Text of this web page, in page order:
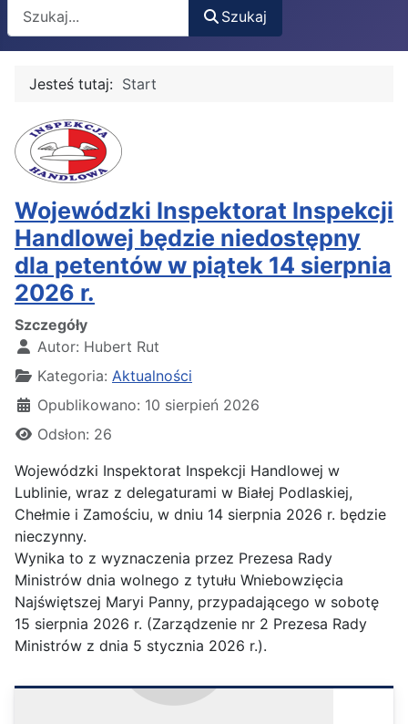
Szukaj
Jesteś tutaj: Start
Wojewódzki Inspektorat Inspekcji
Handlowej będzie niedostępny
dla petentów w piątek 14 sierpnia
2026 r.
Szczegóły
Autor: Hubert Rut
Kategoria: Aktualności
Opublikowano: 10 sierpień 2026
Odsłon: 26
Wojewódzki Inspektorat Inspekcji Handlowej w
Lublinie, wraz z delegaturami w Białej Podlaskiej,
Chełmie i Zamościu, w dniu 14 sierpnia 2026 r. będzie
nieczynny.
Wynika to z wyznaczenia przez Prezesa Rady
Ministrów dnia wolnego z tytułu Wniebowzięcia
Najświętszej Maryi Panny, przypadającego w sobotę
15 sierpnia 2026 r. (Zarządzenie nr 2 Prezesa Rady
Ministrów z dnia 5 stycznia 2026 r.).